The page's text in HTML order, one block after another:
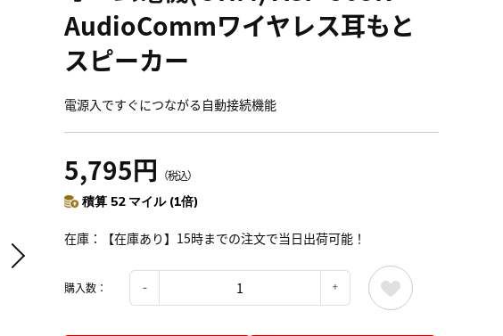
AudioCommワイヤレス耳もと
スピーカー
電源入ですぐにつながる自動接続機能
5,795円 （税込）
積算 52 マイル (1倍)
在庫 【在庫あり】15時までの注文で当日出荷可能！
購入数：